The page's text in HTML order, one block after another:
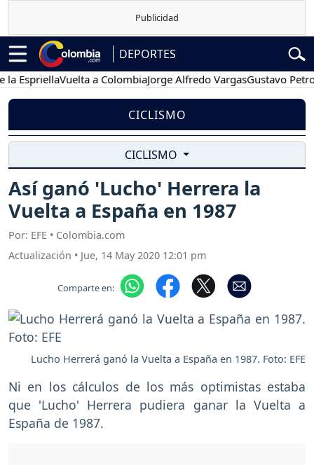
DEPORTES
Vuelta a ColombiaJorge Alfredo VargasGustavo Petro
CICLISMO
CICLISMO
Así ganó 'Lucho' Herrera la
Vuelta a España en 1987
Por: EFE • Colombia.com
Actualización • Jue, 14 May 2020 12:01 pm
Comparte en:
Lucho Herrerá ganó la Vuelta a España en 1987. Foto: EFE
Ni en los cálculos de los más optimistas estaba
que 'Lucho' Herrera pudiera ganar la Vuelta a
España de 1987.